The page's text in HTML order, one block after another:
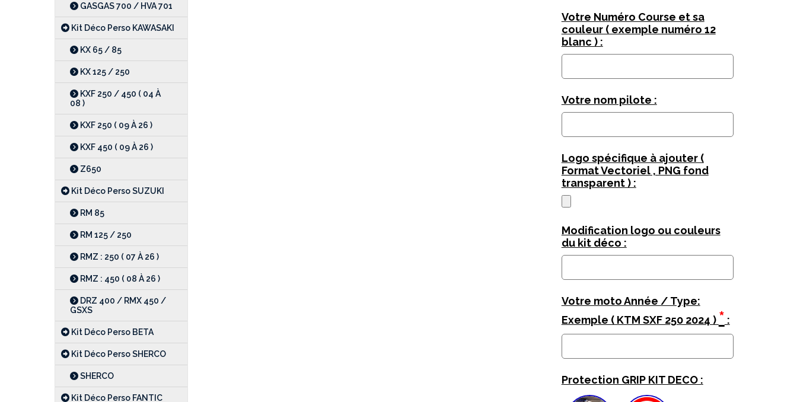
GASGAS 700 / HVA 701
Kit Déco Perso KAWASAKI
KX 65 / 85
KX 125 / 250
KXF 250 / 450 ( 04 À
08 )
KXF 250 ( 09 À 26 )
KXF 450 ( 09 À 26 )
Z650
Kit Déco Perso SUZUKI
RM 85
RM 125 / 250
RMZ : 250 ( 07 À 26 )
RMZ : 450 ( 08 À 26 )
DRZ 400 / RMX 450 /
GSXS
Kit Déco Perso BETA
Kit Déco Perso SHERCO
SHERCO
Kit Déco Perso FANTIC
Votre Numéro Course et sa
couleur ( exemple numéro 12
blanc ) :
Votre nom pilote :
Logo spécifique à ajouter (
Format Vectoriel , PNG fond
transparent ) :
Modification logo ou couleurs
du kit déco :
Votre moto Année / Type:
Exemple ( KTM SXF 250 2024 ) * :
Protection GRIP KIT DECO :